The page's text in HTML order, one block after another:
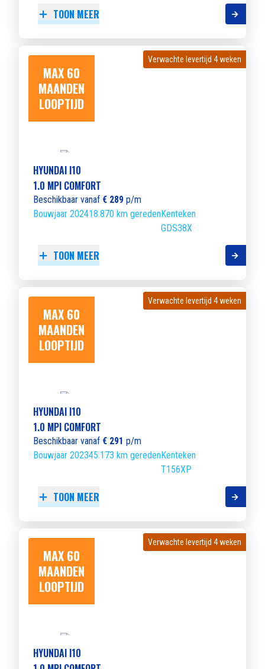
TOON MEER
MAX 60
MAANDEN
LOOPTIJD
Verwachte levertijd 4 weken
Verwachte levertijd 4 weken
HYUNDAI I10
1.0 MPI COMFORT
Beschikbaar vanaf € 289 p/m
Bouwjaar 202418.870 km geredenKenteken
GDS38X
TOON MEER
MAX 60
MAANDEN
LOOPTIJD
Verwachte levertijd 4 weken
Verwachte levertijd 4 weken
HYUNDAI I10
1.0 MPI COMFORT
Beschikbaar vanaf € 291 p/m
Bouwjaar 202345.173 km geredenKenteken
T156XP
TOON MEER
MAX 60
MAANDEN
LOOPTIJD
Verwachte levertijd 4 weken
Verwachte levertijd 4 weken
HYUNDAI I10